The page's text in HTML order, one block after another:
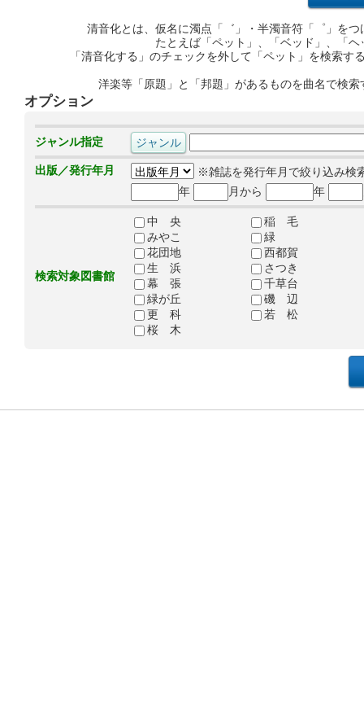
清音化とは、仮名に濁点「゛」・半濁音符「゜」を
たとえば「ペット」、「ベッド」、「
「清音化する」のチェックを外して「ペット」を検索
洋楽等「原題」と「邦題」があるものを曲名で検
オプション
ジャンル指定
出版／発行年月
※雑誌を発行年月で絞り込み検
年
月から 年
検索対象図書館
中 央
稲 毛
みやこ
緑
花団地
西都賀
生 浜
さつき
幕 張
千草台
緑が丘
磯 辺
更 科
若 松
桜 木